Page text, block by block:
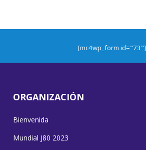
[mc4wp_form id="73"]
ORGANIZACIÓN
Bienvenida
Mundial J80 2023